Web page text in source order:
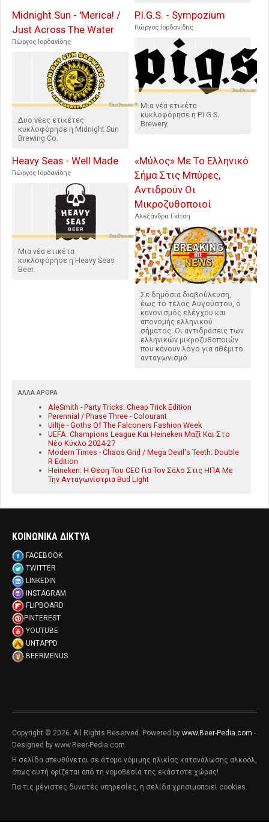
Midnight Sun - 'Merica! /
Just Across The Water
Γιώργος Ιορδανίδης
Δυο νέες ετικέτες
κυκλοφόρησε η Midnight Sun
Brewing Co.
P.I.G.S. - Sympozium
Γιώργος Ιορδανίδης
Μια νέα ετικέτα
κυκλοφόρησε η P.I.G.S.
Brewery.
Heavy Seas - Well Made
Γιώργος Ιορδανίδης
Μια νέα ετικέτα
κυκλοφόρησε η Heavy Seas
Beer.
«Μύλος» Με Το Ελληνικό
Σήμα Στις Μπύρες,
Αντιδρούν Οι
Μικροζυθοποιοί
Αλεξάνδρα Γκίτση
Σε δημόσια διαβούλευση,
έως το τέλος Αυγούστου, ο
κανονισμός ελέγχου και
απονομής ελληνικού
σήματος. Οι αντιδράσεις των
ελληνικών μικροζυθοποιών
που κάνουν λόγο για αθέμιτο
ανταγωνισμό.
ΆΛΛΑ ΆΡΘΡΑ
AleSmith - Party Tricks: Cheap Trick Edition
Perennial / Phase Three - Colourant
Uiltje - Goths Of The Falconers Fashion Week
UEFA: Champions League Και Heineken Μαζί Και Στο
Νέο Κύκλο 2024-27
Modern Times - Chaos Grid / Mega Devil's Teeth: Double
R Edition
Heineken: Η Θέση Του CEO Για Τον Σάλο Στις ΗΠΑ Με
Την Ανταγωνίστρια Bud Light
ΚΟΙΝΩΝΙΚΑ ΔΙΚΤΥΑ
FACEBOOK
TWITTER
LINKEDIN
INSTAGRAM
FLIPBOARD
PINTEREST
YOUTUBE
UNTAPPD
BEERMENUS
Copyright © 2026. All Rights Reserved. Powered by www.Beer-Pedia.com -
Designed by www.Beer-Pedia.com.
Η σελίδα απευθύνεται σε άτομα νόμιμης ηλικίας κατανάλωσης αλκοόλ,
όπως αυτή ορίζεται από τη νομοθεσία της εκάστοτε χώρας!
Για τις μέγιστες δυνατές υπηρεσίες, η σελίδα χρησιμοποιεί cookies.